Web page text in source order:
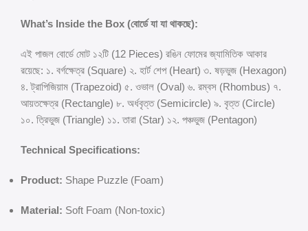
What’s Inside the Box (বোর্ডে যা যা থাকছে):
এই পাজল বোর্ডে মোট ১২টি (12 Pieces) রঙিন ফোমের জ্যামিতিক আকার
রয়েছে: ১. বর্গক্ষেত্র (Square) ২. হার্ট শেপ (Heart) ৩. ষড়ভুজ (Hexagon)
৪. ট্রাপিজিয়াম (Trapezoid) ৫. ওভাল (Oval) ৬. রম্বস (Rhombus) ৭.
আয়তক্ষেত্র (Rectangle) ৮. অর্ধবৃত্ত (Semicircle) ৯. বৃত্ত (Circle)
১০. ত্রিভুজ (Triangle) ১১. তারা (Star) ১২. পঞ্চভুজ (Pentagon)
Technical Specifications:
Product: Shape Puzzle (Foam)
Material: Soft Foam (Non-toxic)